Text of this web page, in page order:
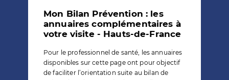
Mon Bilan Prévention : les
annuaires complémentaires à
votre visite - Hauts-de-France
Pour le professionnel de santé, les annuaires
disponibles sur cette page ont pour objectif
de faciliter l’orientation suite au bilan de